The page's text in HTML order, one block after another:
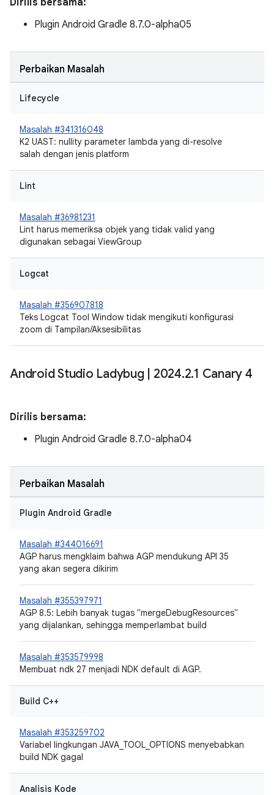
Dirilis bersama:
Plugin Android Gradle 8.7.0-alpha05
Perbaikan Masalah
Lifecycle
Masalah #341316048
K2 UAST: nullity parameter lambda yang di-resolve
salah dengan jenis platform
Lint
Masalah #36981231
Lint harus memeriksa objek yang tidak valid yang
digunakan sebagai ViewGroup
Logcat
Masalah #356907818
Teks Logcat Tool Window tidak mengikuti konfigurasi
zoom di Tampilan/Aksesibilitas
Android Studio Ladybug 2024.2.1 Canary 4
Dirilis bersama:
Plugin Android Gradle 8.7.0-alpha04
Perbaikan Masalah
Plugin Android Gradle
Masalah #344016691
AGP harus mengklaim bahwa AGP mendukung API 35
yang akan segera dikirim
Masalah #355397971
AGP 8.5: Lebih banyak tugas "mergeDebugResources"
yang dijalankan, sehingga memperlambat build
Masalah #353579998
Membuat ndk 27 menjadi NDK default di AGP.
Build C++
Masalah #353259702
Variabel lingkungan JAVA_TOOL_OPTIONS menyebabkan
build NDK gagal
Analisis Kode